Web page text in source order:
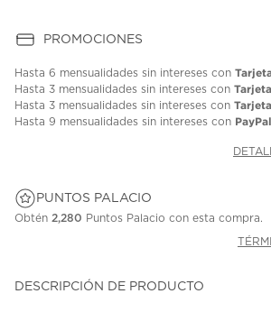
PROMOCIONES
Hasta 6 mensualidades sin intereses con
Hasta 3 mensualidades sin intereses con
Hasta 3 mensualidades sin intereses con
Hasta 9 mensualidades sin intereses con PayPal
PUNTOS PALACIO
Obtén 2,280 Puntos Palacio con esta compra.
DESCRIPCIÓN DE PRODUCTO